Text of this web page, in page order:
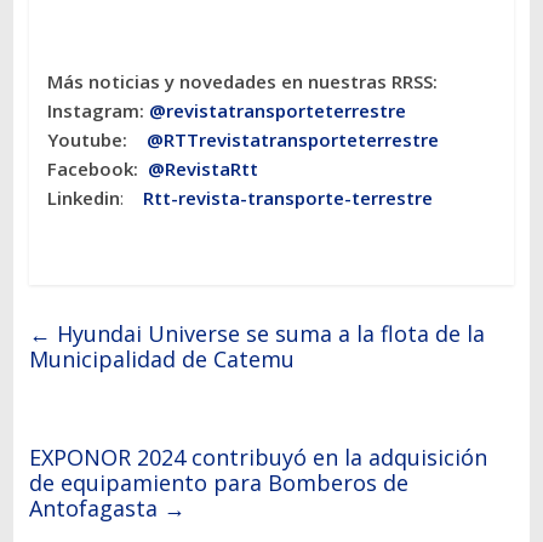
Más noticias y novedades en nuestras RRSS:
Instagram: @revistatransporteterrestre
Youtube: @RTTrevistatransporteterrestre
Facebook: @RevistaRtt
Linkedin: Rtt-revista-transporte-terrestre
← Hyundai Universe se suma a la flota de la
Municipalidad de Catemu
EXPONOR 2024 contribuyó en la adquisición
de equipamiento para Bomberos de
Antofagasta →